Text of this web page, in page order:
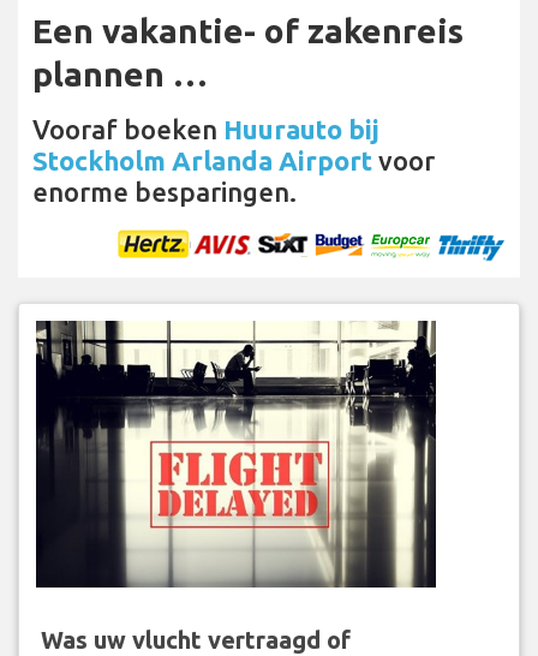
Een vakantie- of zakenreis
plannen …
Vooraf boeken Huurauto bij
Stockholm Arlanda Airport voor
enorme besparingen.
Was uw vlucht vertraagd of